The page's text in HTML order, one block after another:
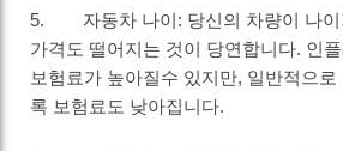
5. 자동차 나이: 당신의 차량이 나이
가격도 떨어지는 것이 당연합니다. 인
보험료가 높아질수 있지만, 일반적으
록 보험료도 낮아집니다.